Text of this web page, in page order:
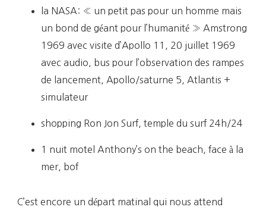
la NASA: « un petit pas pour un homme mais
un bond de géant pour l’humanité » Amstrong
1969 avec visite d’Apollo 11, 20 juillet 1969
avec audio, bus pour l’observation des rampes
de lancement, Apollo/saturne 5, Atlantis +
simulateur
shopping Ron Jon Surf, temple du surf 24h/24
1 nuit motel Anthony’s on the beach, face à la
mer, bof
C’est encore un départ matinal qui nous attend